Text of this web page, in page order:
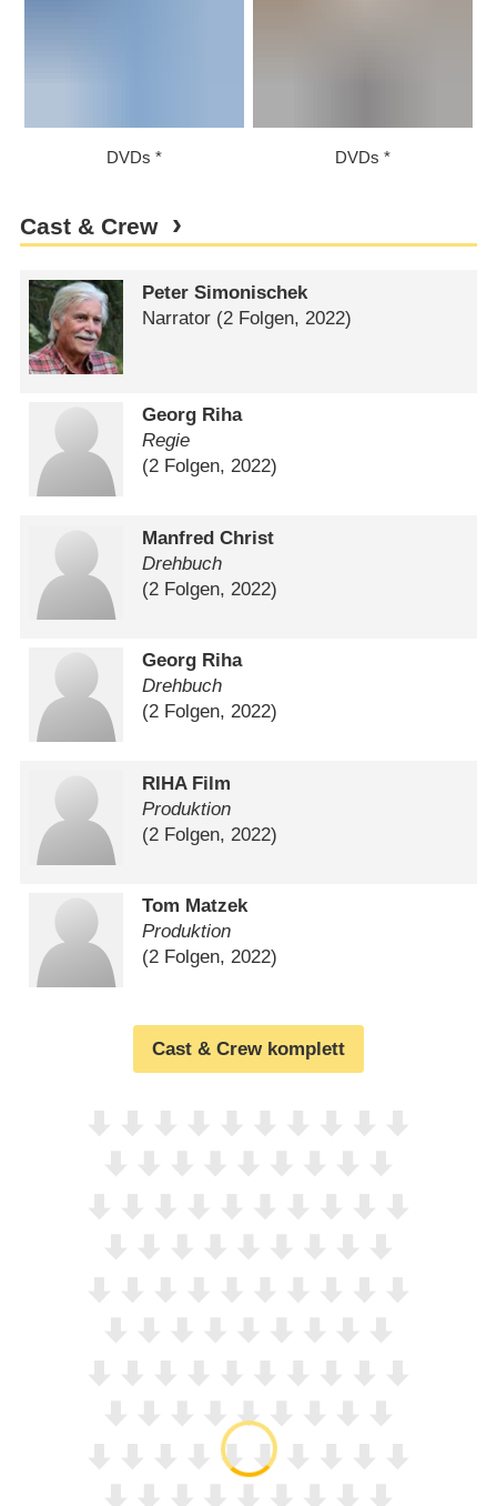
DVDs DVDs
Cast & Crew
Peter Simonischek
Narrator (2 Folgen, 2022)
Georg Riha
Regie
(2 Folgen, 2022)
Manfred Christ
Drehbuch
(2 Folgen, 2022)
Georg Riha
Drehbuch
(2 Folgen, 2022)
RIHA Film
Produktion
(2 Folgen, 2022)
Tom Matzek
Produktion
(2 Folgen, 2022)
Cast & Crew komplett